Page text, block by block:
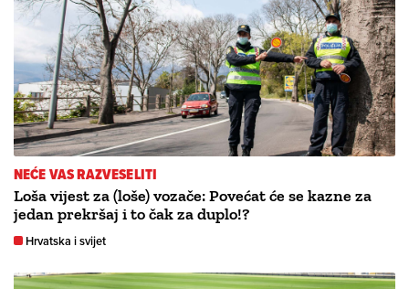
NEĆE VAS RAZVESELITI
Loša vijest za (loše) vozače: Povećat će se kazne za
jedan prekršaj i to čak za duplo!?
Hrvatska i svijet